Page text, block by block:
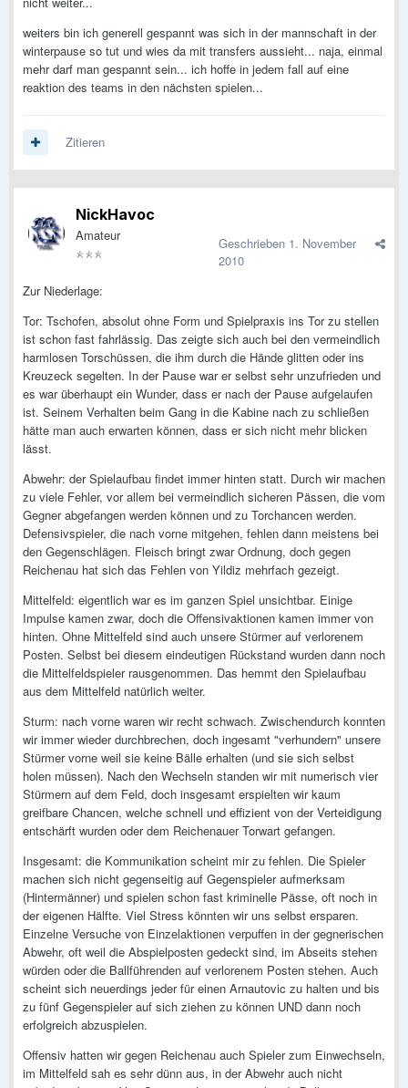
weiters bin ich generell gespannt was sich in der mannschaft in der
winterpause so tut und wies da mit transfers aussieht... naja, einmal
mehr darf man gespannt sein... ich hoffe in jedem fall auf eine
reaktion des teams in den nächsten spielen...
Zitieren
NickHavoc
Amateur Geschrieben 1. November
2010
Zur Niederlage:
Tor: Tschofen, absolut ohne Form und Spielpraxis ins Tor zu stellen
ist schon fast fahrlässig. Das zeigte sich auch bei den vermeindlich
harmlosen Torschüssen, die ihm durch die Hände glitten oder ins
Kreuzeck segelten. In der Pause war er selbst sehr unzufrieden und
es war überhaupt ein Wunder, dass er nach der Pause aufgelaufen
ist. Seinem Verhalten beim Gang in die Kabine nach zu schließen
hätte man auch erwarten können, dass er sich nicht mehr blicken
lässt.
Abwehr: der Spielaufbau findet immer hinten statt. Durch wir machen
zu viele Fehler, vor allem bei vermeindlich sicheren Pässen, die vom
Gegner abgefangen werden können und zu Torchancen werden.
Defensivspieler, die nach vorne mitgehen, fehlen dann meistens bei
den Gegenschlägen. Fleisch bringt zwar Ordnung, doch gegen
Reichenau hat sich das Fehlen von Yildiz mehrfach gezeigt.
Mittelfeld: eigentlich war es im ganzen Spiel unsichtbar. Einige
Impulse kamen zwar, doch die Offensivaktionen kamen immer von
hinten. Ohne Mittelfeld sind auch unsere Stürmer auf verlorenem
Posten. Selbst bei diesem eindeutigen Rückstand wurden dann noch
die Mittelfeldspieler rausgenommen. Das hemmt den Spielaufbau
aus dem Mittelfeld natürlich weiter.
Sturm: nach vorne waren wir recht schwach. Zwischendurch konnten
wir immer wieder durchbrechen, doch ingesamt "verhundern" unsere
Stürmer vorne weil sie keine Bälle erhalten (und sie sich selbst
holen müssen). Nach den Wechseln standen wir mit numerisch vier
Stürmern auf dem Feld, doch insgesamt erspielten wir kaum
greifbare Chancen, welche schnell und effizient von der Verteidigung
entschärft wurden oder dem Reichenauer Torwart gefangen.
Insgesamt: die Kommunikation scheint mir zu fehlen. Die Spieler
machen sich nicht gegenseitig auf Gegenspieler aufmerksam
(Hintermänner) und spielen schon fast kriminelle Pässe, oft noch in
der eigenen Hälfte. Viel Stress könnten wir uns selbst ersparen.
Einzelne Versuche von Einzelaktionen verpuffen in der gegnerischen
Abwehr, oft weil die Abspielposten gedeckt sind, im Abseits stehen
würden oder die Ballführenden auf verlorenem Posten stehen. Auch
scheint sich neuerdings jeder für einen Arnautovic zu halten und bis
zu fünf Gegenspieler auf sich ziehen zu können UND dann noch
erfolgreich abzuspielen.
Offensiv hatten wir gegen Reichenau auch Spieler zum Einwechseln,
im Mittelfeld sah es sehr dünn aus, in der Abwehr auch nicht